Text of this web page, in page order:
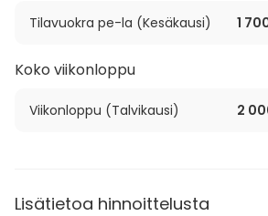
Tilavuokra pe-la (Kesäkausi) 1
Koko viikonloppu
Viikonloppu (Talvikausi) 2
Lisätietoa hinnoittelusta